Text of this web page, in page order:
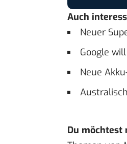
Auch
Neuer
Google
Neue
Du möchtest